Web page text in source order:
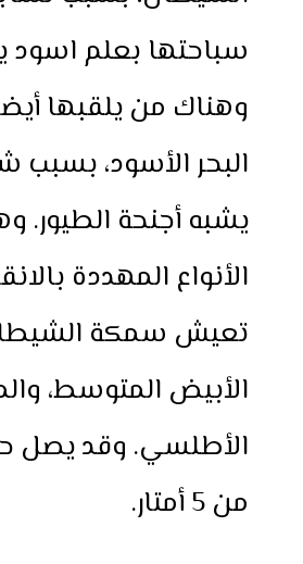
سباحتها بعلم اسود
وهناك من يلقبها
البحر الأسود، بسبب
يشبه أجنحة الطيور.
الأنواع المهددة
تعيش سمكة
الأبيض المتوسط،
الأطلسي. وقد يصل
من 5 أمتار.